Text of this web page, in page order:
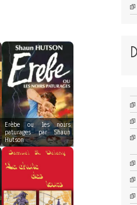
Erèbe ou les noirs
paturages par Shaun
Hutson